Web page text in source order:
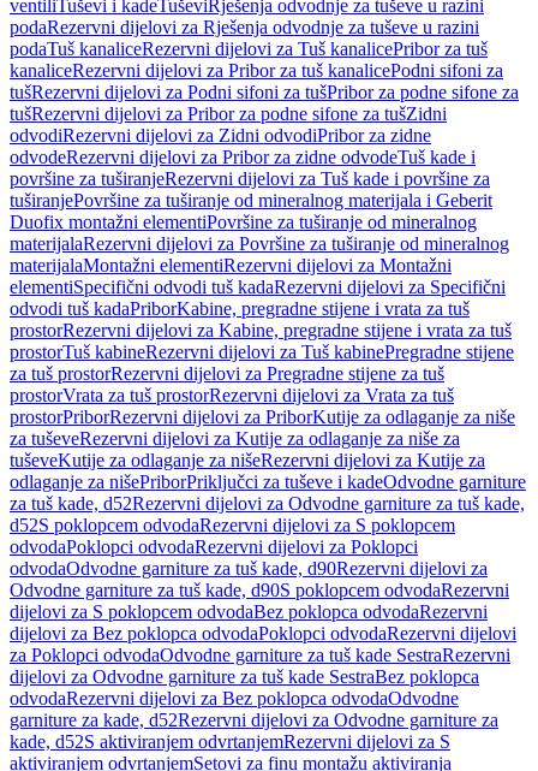
ventiliTuševi i kadeTuševiRješenja odvodnje za tuševe u razini
podaRezervni dijelovi za Rješenja odvodnje za tuševe u razini
podaTuš kanaliceRezervni dijelovi za Tuš kanalicePribor za tuš
kanaliceRezervni dijelovi za Pribor za tuš kanalicePodni sifoni za
tušRezervni dijelovi za Podni sifoni za tušPribor za podne sifone za
tušRezervni dijelovi za Pribor za podne sifone za tušZidni
odvodiRezervni dijelovi za Zidni odvodiPribor za zidne
odvodeRezervni dijelovi za Pribor za zidne odvodeTuš kade i
površine za tuširanjeRezervni dijelovi za Tuš kade i površine za
tuširanjePovršine za tuširanje od mineralnog materijala i Geberit
Duofix montažni elementiPovršine za tuširanje od mineralnog
materijalaRezervni dijelovi za Površine za tuširanje od mineralnog
materijalaMontažni elementiRezervni dijelovi za Montažni
elementiSpecifični odvodi tuš kadaRezervni dijelovi za Specifični
odvodi tuš kadaPriborKabine, pregradne stijene i vrata za tuš
prostorRezervni dijelovi za Kabine, pregradne stijene i vrata za tuš
prostorTuš kabineRezervni dijelovi za Tuš kabinePregradne stijene
za tuš prostorRezervni dijelovi za Pregradne stijene za tuš
prostorVrata za tuš prostorRezervni dijelovi za Vrata za tuš
prostorPriborRezervni dijelovi za PriborKutije za odlaganje za niše
za tuševeRezervni dijelovi za Kutije za odlaganje za niše za
tuševeKutije za odlaganje za nišeRezervni dijelovi za Kutije za
odlaganje za nišePriborPriključci za tuševe i kadeOdvodne garniture
za tuš kade, d52Rezervni dijelovi za Odvodne garniture za tuš kade,
d52S poklopcem odvodaRezervni dijelovi za S poklopcem
odvodaPoklopci odvodaRezervni dijelovi za Poklopci
odvodaOdvodne garniture za tuš kade, d90Rezervni dijelovi za
Odvodne garniture za tuš kade, d90S poklopcem odvodaRezervni
dijelovi za S poklopcem odvodaBez poklopca odvodaRezervni
dijelovi za Bez poklopca odvodaPoklopci odvodaRezervni dijelovi
za Poklopci odvodaOdvodne garniture za tuš kade SestraRezervni
dijelovi za Odvodne garniture za tuš kade SestraBez poklopca
odvodaRezervni dijelovi za Bez poklopca odvodaOdvodne
garniture za kade, d52Rezervni dijelovi za Odvodne garniture za
kade, d52S aktiviranjem odvrtanjemRezervni dijelovi za S
aktiviranjem odvrtanjemSetovi za finu montažu aktiviranja